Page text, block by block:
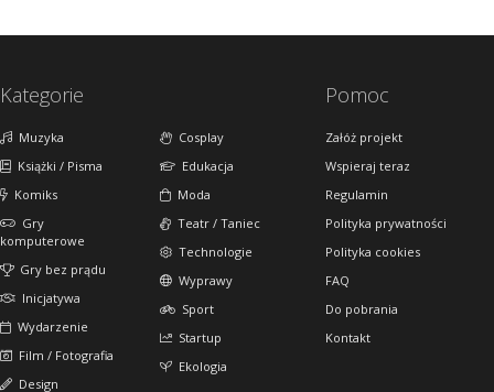
Kategorie
Muzyka
Książki / Pisma
Komiks
Gry
komputerowe
Gry bez prądu
Inicjatywa
Wydarzenie
Film / Fotografia
Design
Cosplay
Edukacja
Moda
Teatr / Taniec
Technologie
Wyprawy
Sport
Startup
Ekologia
Pomoc
Załóż projekt
Wspieraj teraz
Regulamin
Polityka prywatności
Polityka cookies
FAQ
Do pobrania
Kontakt